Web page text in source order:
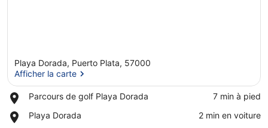
Playa Dorada, Puerto Plata, 57000
Afficher la carte
Parcours de golf Playa Dorada
Place,
de
‪7 min à pied‬
Playa Dorada
Place,
‪2 min en voiture‬